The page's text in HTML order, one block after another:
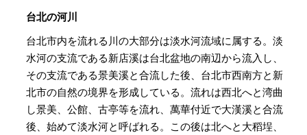
台北の河川
台北市内を流れる川の大部分は淡水河流域に属する。淡
水河の支流である新店溪は台北盆地の南辺から流入し、
その支流である景美溪と合流した後、台北市西南方と新
北市の自然の境界を形成している。流れは西北へと湾曲
し景美、公館、古亭等を流れ、萬華付近で大漢溪と合流
後、始めて淡水河と呼ばれる。この後は北へと大稻埕、